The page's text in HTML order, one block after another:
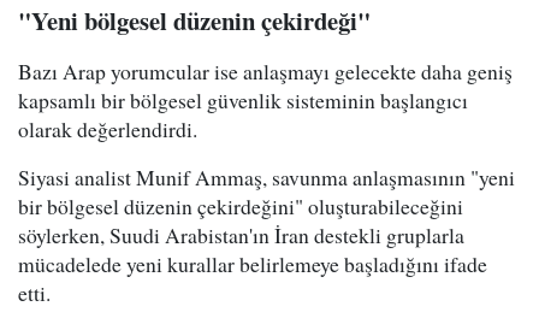
"Yeni bölgesel düzenin çekirdeği"
Bazı Arap yorumcular ise anlaşmayı gelecekte daha geniş
kapsamlı bir bölgesel güvenlik sisteminin başlangıcı
olarak değerlendirdi.
Siyasi analist Munif Ammaş, savunma anlaşmasının "yeni
bir bölgesel düzenin çekirdeğini" oluşturabileceğini
söylerken, Suudi Arabistan'ın İran destekli gruplarla
mücadelede yeni kurallar belirlemeye başladığını ifade
etti.